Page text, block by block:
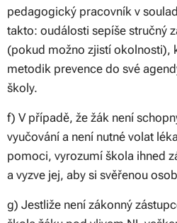
pedagogický pracovník v
takto: oudálosti sepíše stručný
(pokud možno zjistí okolnosti),
metodik prevence do své
školy.
f) V případě, že žák není
vyučování a není nutné volat
pomoci, vyrozumí škola ihned
a vyzve jej, aby si svěřenou
g) Jestliže není zákonný